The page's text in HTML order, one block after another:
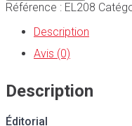
Référence : EL208
Description
Avis (0)
Description
Éditorial